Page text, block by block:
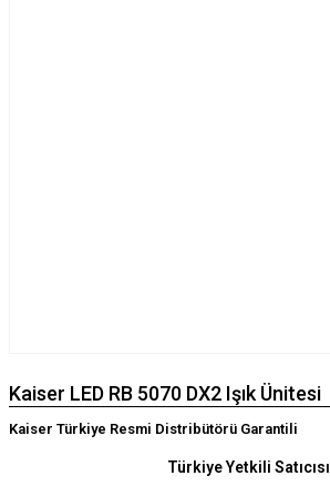
Kaiser LED RB 5070 DX2 Işık Ünitesi
Kaiser Türkiye Resmi Distribütörü Garantili
Türkiye Yetkili Satıcısı